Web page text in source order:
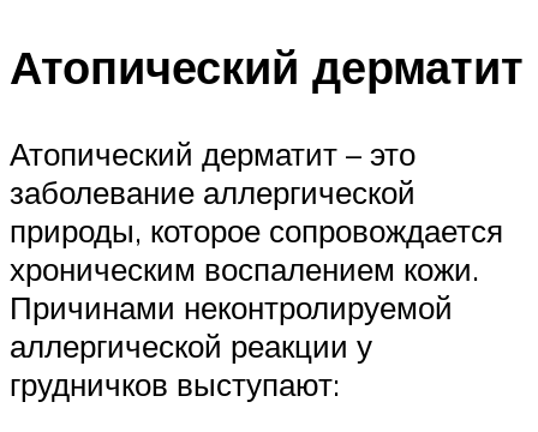
Атопический дерматит
Атопический дерматит – это
заболевание аллергической
природы, которое сопровождается
хроническим воспалением кожи.
Причинами неконтролируемой
аллергической реакции у
грудничков выступают: